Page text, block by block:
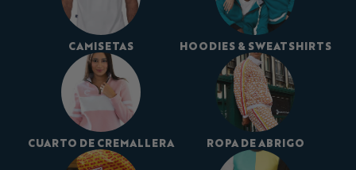
CAMISETAS HOODIES & SWEATSHIRTS
CUARTO DE CREMALLERA ROPA DE ABRIGO